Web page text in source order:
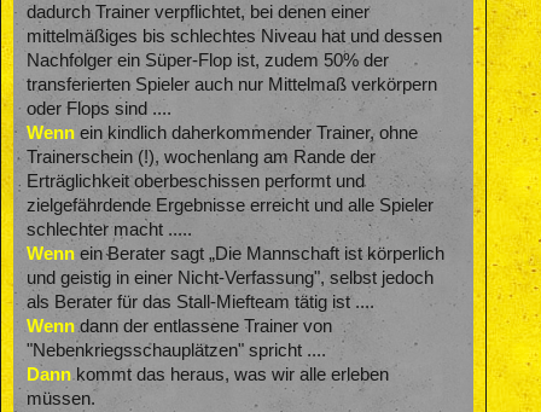
dadurch Trainer verpflichtet, bei denen einer
mittelmäßiges bis schlechtes Niveau hat und dessen
Nachfolger ein Süper-Flop ist, zudem 50% der
transferierten Spieler auch nur Mittelmaß verkörpern
oder Flops sind ....
Wenn ein kindlich daherkommender Trainer, ohne
Trainerschein (!), wochenlang am Rande der
Erträglichkeit oberbeschissen performt und
zielgefährdende Ergebnisse erreicht und alle Spieler
schlechter macht .....
Wenn ein Berater sagt „Die Mannschaft ist körperlich
und geistig in einer Nicht-Verfassung", selbst jedoch
als Berater für das Stall-Miefteam tätig ist ....
Wenndann der entlassene Trainer von
"Nebenkriegsschauplätzen" spricht ....
Dannkommt das heraus, was wir alle erleben
müssen.